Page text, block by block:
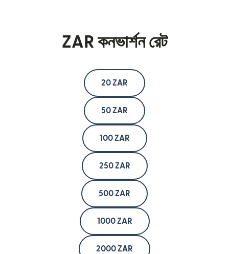
ZAR কনভার্শন রেট
20 ZAR
50 ZAR
100 ZAR
250 ZAR
500 ZAR
1000 ZAR
2000 ZAR